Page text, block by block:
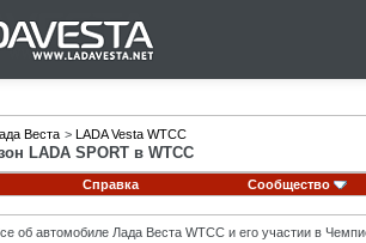
Веста > LADA Vesta WTCC
LADA SPORT в WTCC
Справка Сообщество
об автомобиле Лада Веста WTCC и его участии в